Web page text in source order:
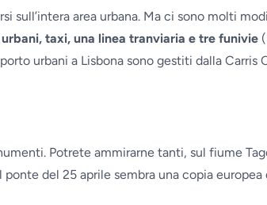
sull’intera area urbana. Ma ci sono molti
taxi, una linea tranviaria e tre funivie (
urbani a Lisbona sono gestiti dalla Carris
Potrete ammirarne tanti, sul fiume
del 25 aprile sembra una copia europea